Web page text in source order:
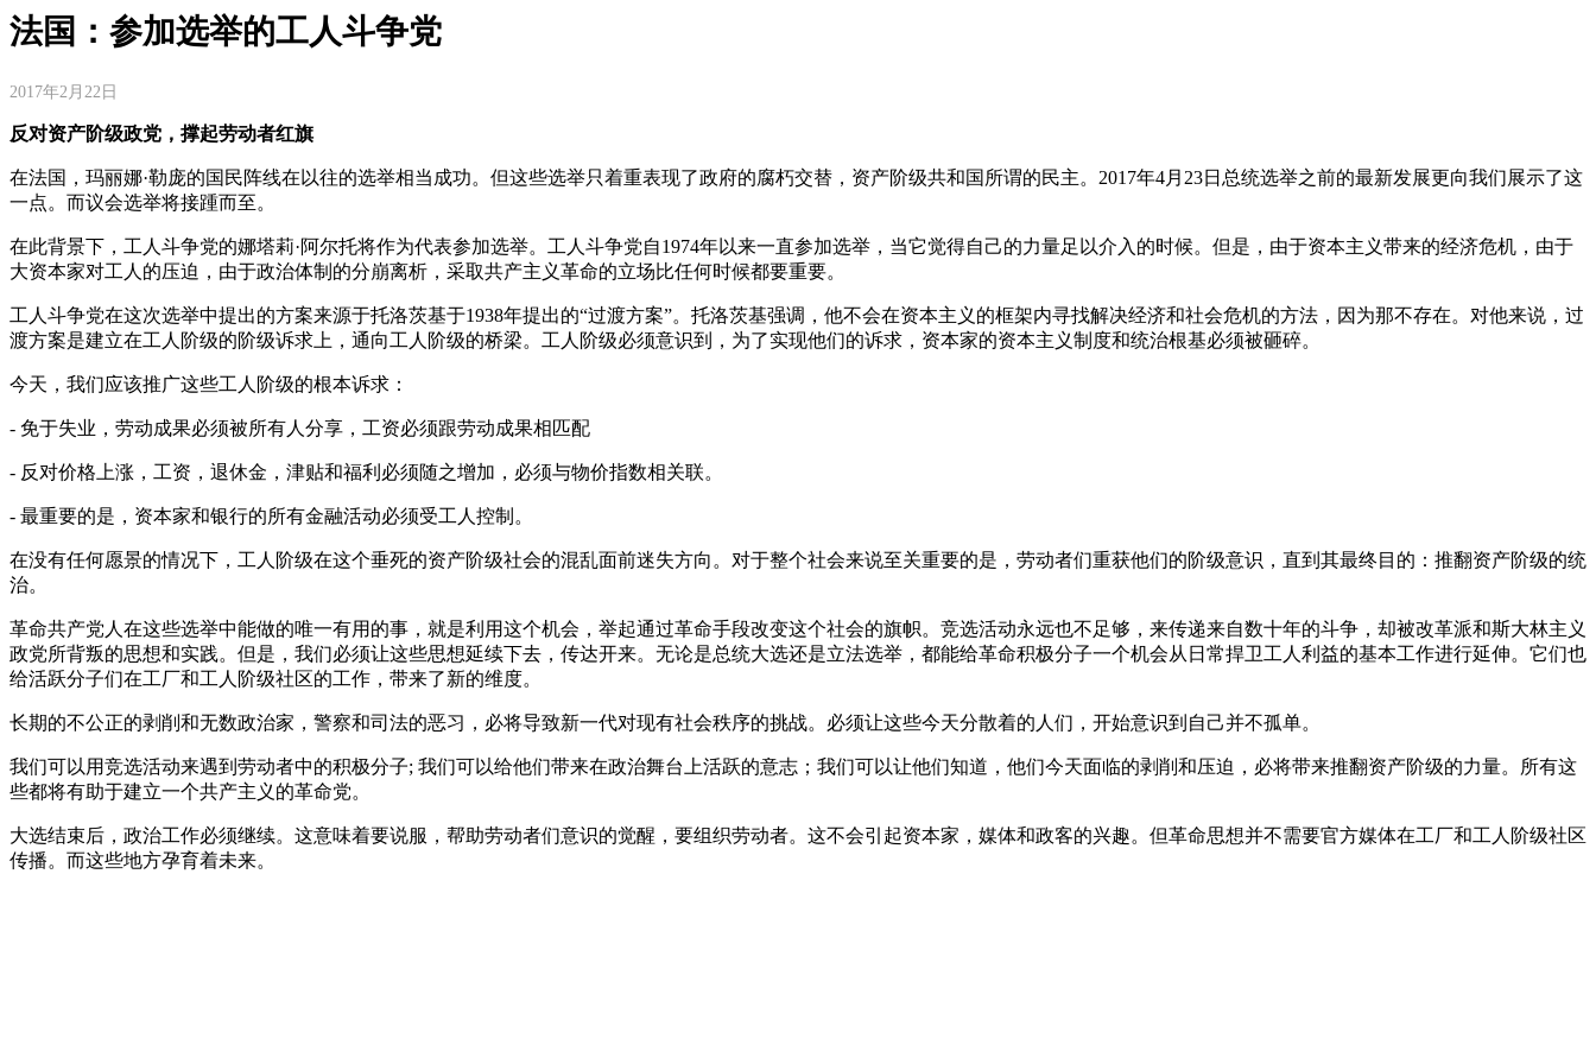
法国：参加选举的工人斗争党
2017年2月22日
反对资产阶级政党，撑起劳动者红旗
在法国，玛丽娜·勒庞的国民阵线在以往的选举相当成功。但这些选举只着重表现了政府的腐朽交替，资产阶级共和国所谓的民主。2017年4月23日总统选举之前的最新发展更向我们展示了这
一点。而议会选举将接踵而至。
在此背景下，工人斗争党的娜塔莉·阿尔托将作为代表参加选举。工人斗争党自1974年以来一直参加选举，当它觉得自己的力量足以介入的时候。但是，由于资本主义带来的经济危机，由于
大资本家对工人的压迫，由于政治体制的分崩离析，采取共产主义革命的立场比任何时候都要重要。
工人斗争党在这次选举中提出的方案来源于托洛茨基于1938年提出的“过渡方案”。托洛茨基强调，他不会在资本主义的框架内寻找解决经济和社会危机的方法，因为那不存在。对他来说，过
渡方案是建立在工人阶级的阶级诉求上，通向工人阶级的桥梁。工人阶级必须意识到，为了实现他们的诉求，资本家的资本主义制度和统治根基必须被砸碎。
今天，我们应该推广这些工人阶级的根本诉求：
- 免于失业，劳动成果必须被所有人分享，工资必须跟劳动成果相匹配
- 反对价格上涨，工资，退休金，津贴和福利必须随之增加，必须与物价指数相关联。
- 最重要的是，资本家和银行的所有金融活动必须受工人控制。
在没有任何愿景的情况下，工人阶级在这个垂死的资产阶级社会的混乱面前迷失方向。对于整个社会来说至关重要的是，劳动者们重获他们的阶级意识，直到其最终目的：推翻资产阶级的统
治。
革命共产党人在这些选举中能做的唯一有用的事，就是利用这个机会，举起通过革命手段改变这个社会的旗帜。竞选活动永远也不足够，来传递来自数十年的斗争，却被改革派和斯大林主义
政党所背叛的思想和实践。但是，我们必须让这些思想延续下去，传达开来。无论是总统大选还是立法选举，都能给革命积极分子一个机会从日常捍卫工人利益的基本工作进行延伸。它们也
给活跃分子们在工厂和工人阶级社区的工作，带来了新的维度。
长期的不公正的剥削和无数政治家，警察和司法的恶习，必将导致新一代对现有社会秩序的挑战。必须让这些今天分散着的人们，开始意识到自己并不孤单。
我们可以用竞选活动来遇到劳动者中的积极分子; 我们可以给他们带来在政治舞台上活跃的意志；我们可以让他们知道，他们今天面临的剥削和压迫，必将带来推翻资产阶级的力量。所有这
些都将有助于建立一个共产主义的革命党。
大选结束后，政治工作必须继续。这意味着要说服，帮助劳动者们意识的觉醒，要组织劳动者。这不会引起资本家，媒体和政客的兴趣。但革命思想并不需要官方媒体在工厂和工人阶级社区
传播。而这些地方孕育着未来。